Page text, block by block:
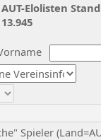
Spieler
AUT-Elolisten
13.945